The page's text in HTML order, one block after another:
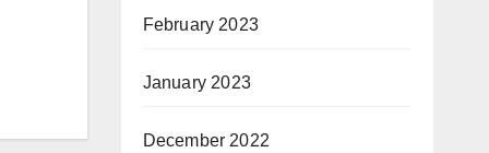
February 2023
January 2023
December 2022